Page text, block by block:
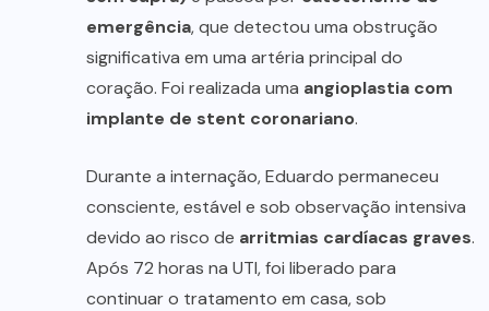
emergência, que detectou uma obstrução
significativa em uma artéria principal do
coração. Foi realizada uma angioplastia com
implante de stent coronariano.
Durante a internação, Eduardo permaneceu
consciente, estável e sob observação intensiva
devido ao risco de arritmias cardíacas graves.
Após 72 horas na UTI, foi liberado para
continuar o tratamento em casa, sob